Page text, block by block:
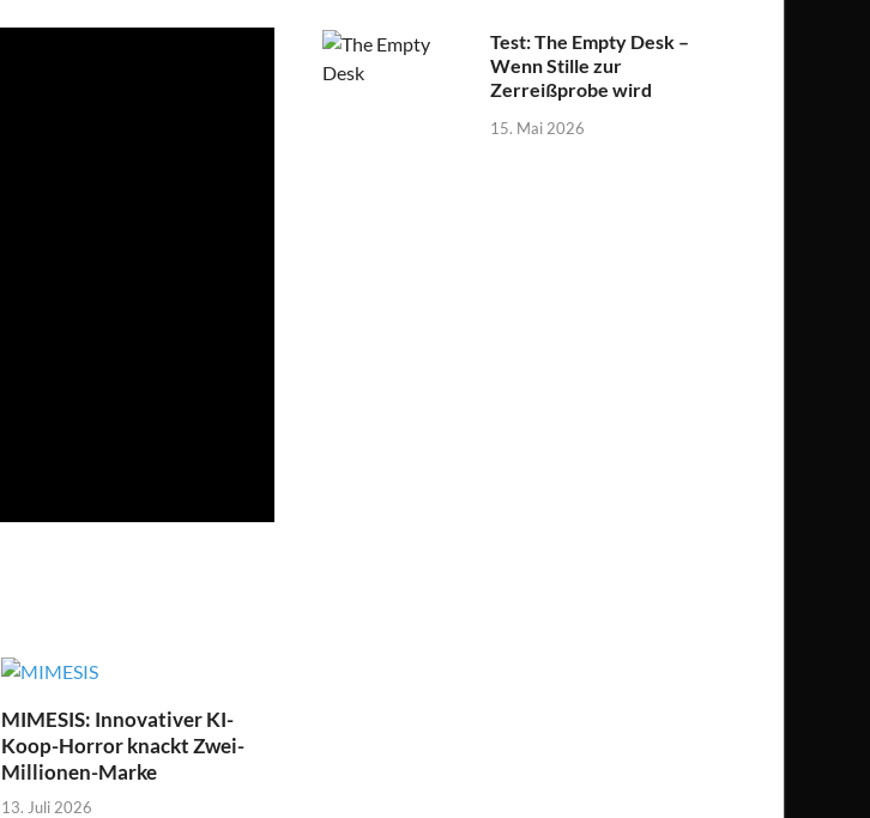
MIMESIS: Innovativer KI-
Koop-Horror knackt Zwei-
Millionen-Marke
13. Juli 2026
Test: The Empty Desk –
Wenn Stille zur
Zerreißprobe wird
15. Mai 2026